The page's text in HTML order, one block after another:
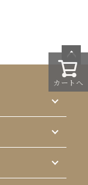
カートへ
ペー
ジト